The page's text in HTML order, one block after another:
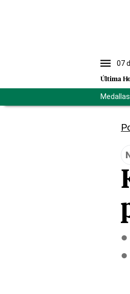
07
Última